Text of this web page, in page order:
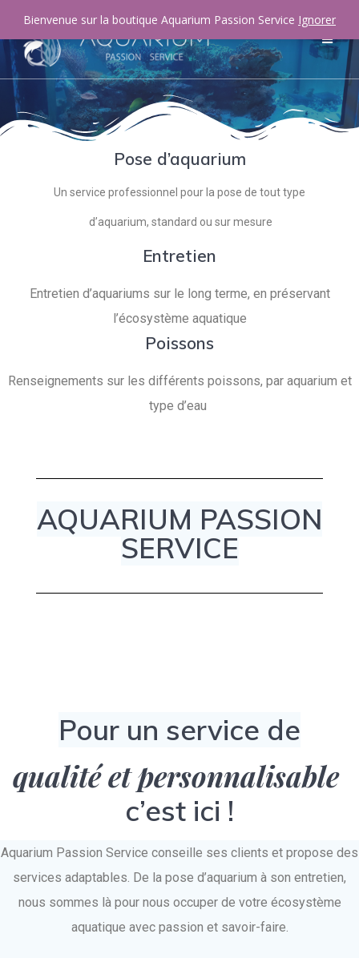
Pose d’aquarium
Un service professionnel pour la pose de tout type
d’aquarium, standard ou sur mesure
Entretien
Entretien d’aquariums sur le long terme, en préservant
l’écosystème aquatique
Poissons
Renseignements sur les différents poissons, par aquarium et
type d’eau
AQUARIUM PASSION
SERVICE
Pour un service de
qualité et personnalisable
c’est ici !
Aquarium Passion Service conseille ses clients et propose des
services adaptables. De la pose d’aquarium à son entretien,
nous sommes là pour nous occuper de votre écosystème
aquatique avec passion et savoir-faire.
Bienvenue sur la boutique Aquarium Passion Service Ignorer